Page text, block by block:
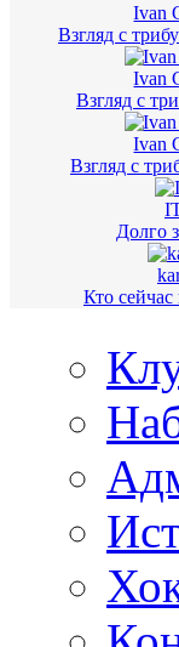
Ivan
Взгляд с
Ivan
Взгляд с
Ivan
Взгляд с
Долго
Кто